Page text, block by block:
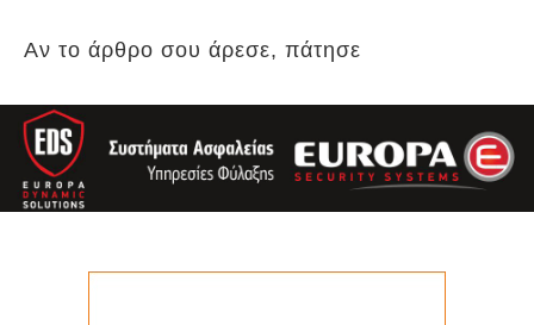
Αν το άρθρο σου άρεσε, πάτησε